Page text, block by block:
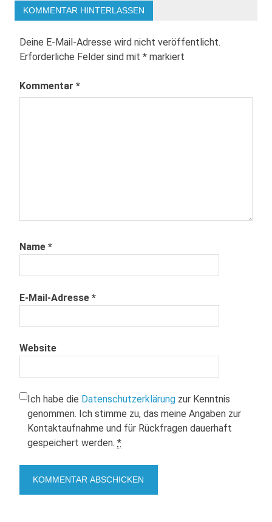
KOMMENTAR HINTERLASSEN
Deine E-Mail-Adresse wird nicht veröffentlicht.
Erforderliche Felder sind mit * markiert
Kommentar *
Name *
E-Mail-Adresse *
Website
Ich habe die Datenschutzerklärung zur Kenntnis
genommen. Ich stimme zu, das meine Angaben zur
Kontaktaufnahme und für Rückfragen dauerhaft
gespeichert werden. *